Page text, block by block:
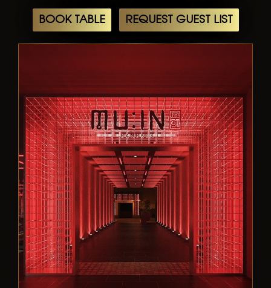
BOOK TABLE REQUEST GUEST LIST